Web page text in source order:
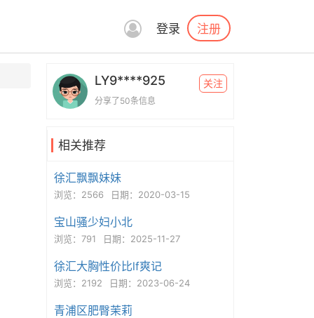
登录 注册
LY9****925
分享了50条信息
关注
相关推荐
徐汇飘飘妹妹
浏览：2566 日期：2020-03-15
宝山骚少妇小北
浏览：791 日期：2025-11-27
徐汇大胸性价比lf爽记
浏览：2192 日期：2023-06-24
青浦区肥臀茉莉